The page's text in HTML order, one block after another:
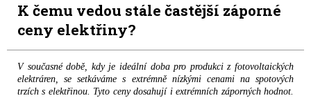
K čemu vedou stále častější záporné
ceny elektřiny?
V současné době, kdy je ideální doba pro produkci z fotovoltaických
elektráren, se setkáváme s extrémně nízkými cenami na spotových
trzích s elektřinou. Tyto ceny dosahují i extrémních záporných hodnot.